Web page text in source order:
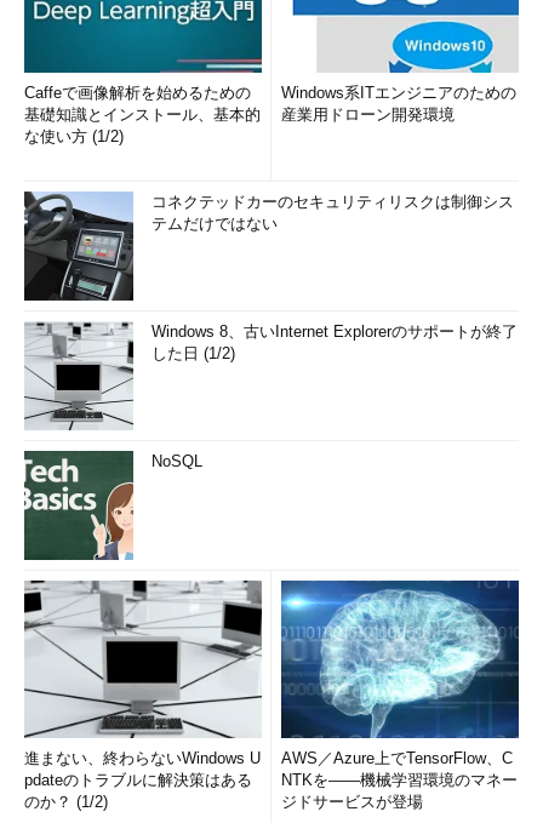
Caffeで画像解析を始めるための
基礎知識とインストール、基本的
な使い方 (1/2)
Windows系ITエンジニアのための
産業用ドローン開発環境
コネクテッドカーのセキュリティリスクは制御シス
テムだけではない
Windows 8、古いInternet Explorerのサポートが終了
した日 (1/2)
NoSQL
進まない、終わらないWindows U
pdateのトラブルに解決策はある
のか？ (1/2)
AWS／Azure上でTensorFlow、C
NTKを――機械学習環境のマネー
ジドサービスが登場